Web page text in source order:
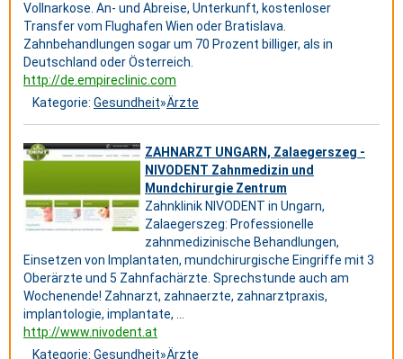
Vollnarkose. An- und Abreise, Unterkunft, kostenloser
Transfer vom Flughafen Wien oder Bratislava.
Zahnbehandlungen sogar um 70 Prozent billiger, als in
Deutschland oder Österreich.
http://de.empireclinic.com
Kategorie: Gesundheit»Ärzte
ZAHNARZT UNGARN, Zalaegerszeg -
NIVODENT Zahnmedizin und
Mundchirurgie Zentrum
Zahnklinik NIVODENT in Ungarn,
Zalaegerszeg: Professionelle
zahnmedizinische Behandlungen,
Einsetzen von Implantaten, mundchirurgische Eingriffe mit 3
Oberärzte und 5 Zahnfachärzte. Sprechstunde auch am
Wochenende! Zahnarzt, zahnaerzte, zahnarztpraxis,
implantologie, implantate, ...
http://www.nivodent.at
Kategorie: Gesundheit»Ärzte